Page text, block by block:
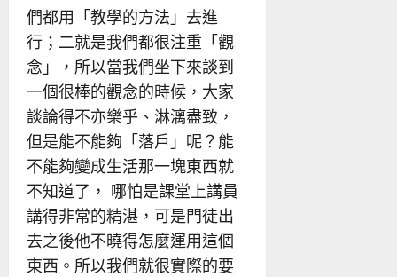
們都用「教學的方法」去進
行；二就是我們都很注重「觀
念」，所以當我們坐下來談到
一個很棒的觀念的時候，大家
談論得不亦樂乎、淋漓盡致，
但是能不能夠「落戶」呢？能
不能夠變成生活那一塊東西就
不知道了， 哪怕是課堂上講員
講得非常的精湛，可是門徒出
去之後他不曉得怎麼運用這個
東西。所以我們就很實際的要